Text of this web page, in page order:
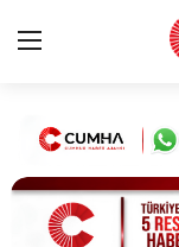
Kurumsal
Cumhurbaşkanlığı